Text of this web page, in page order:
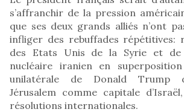
s’affranchir de la pression
que ses deux grands alliés n’ont
infliger des rebuffades répétitives:
des Etats Unis de la Syrie et de
nucléaire iranien en
unilatérale de Donald Trump
Jérusalem comme capitale
résolutions internationales.